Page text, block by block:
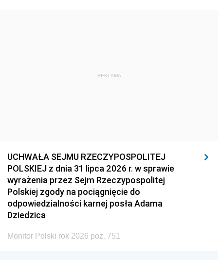
REKLAMA
UCHWAŁA SEJMU RZECZYPOSPOLITEJ
POLSKIEJ z dnia 31 lipca 2026 r. w sprawie
wyrażenia przez Sejm Rzeczypospolitej
Polskiej zgody na pociągnięcie do
odpowiedzialności karnej posła Adama
Dziedzica
Monitor Polski rok 2026 poz. 751